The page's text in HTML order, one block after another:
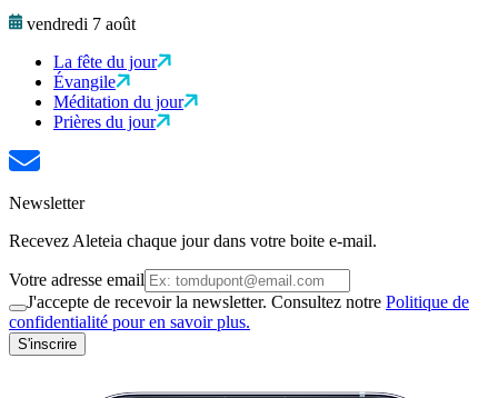
vendredi 7 août
La fête du jour
Évangile
Méditation du jour
Prières du jour
Newsletter
Recevez Aleteia chaque jour dans votre boite e-mail.
Votre adresse email
J'accepte de recevoir la newsletter. Consultez notre Politique de
confidentialité pour en savoir plus.
S'inscrire